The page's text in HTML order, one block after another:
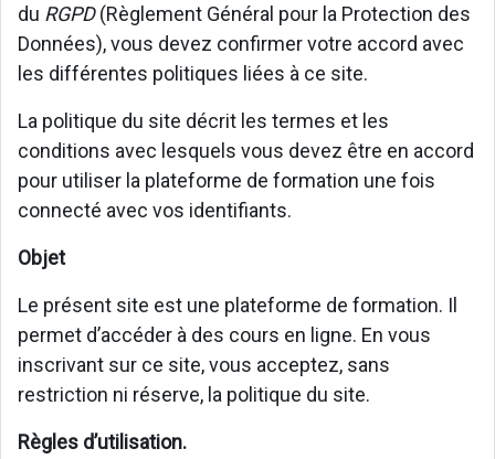
du RGPD(Règlement Général pour la Protection des
Données), vous devez confirmer votre accord avec
les différentes politiques liées à ce site.
La politique du site décrit les termes et les
conditions avec lesquels vous devez être en accord
pour utiliser la plateforme de formation une fois
connecté avec vos identifiants.
Objet
Le présent site est une plateforme de formation. Il
permet d’accéder à des cours en ligne. En vous
inscrivant sur ce site, vous acceptez, sans
restriction ni réserve, la politique du site.
Règles d’utilisation.